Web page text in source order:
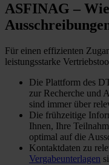
ASFINAG –
Für einen effizienten
leistungsstarke
Die Plattform des
zur Recherche und
sind immer über
Die frühzeitige
Ihnen, Ihre
optimal auf die
Kontaktdaten zu
Vergabeunterlagen